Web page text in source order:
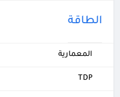
الطاقة
المعمارية
TDP